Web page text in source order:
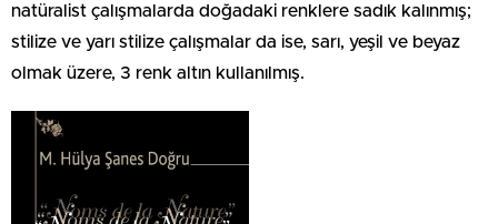
natüralist çalışmalarda doğadaki renklere sadık kalınmış;
stilize ve yarı stilize çalışmalar da ise, sarı, yeşil ve beyaz
olmak üzere, 3 renk altın kullanılmış.